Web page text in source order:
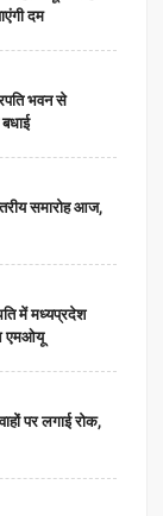
दम
भवन से
समारोह आज,
में मध्यप्रदेश
एमओयू
पर लगाई रोक,